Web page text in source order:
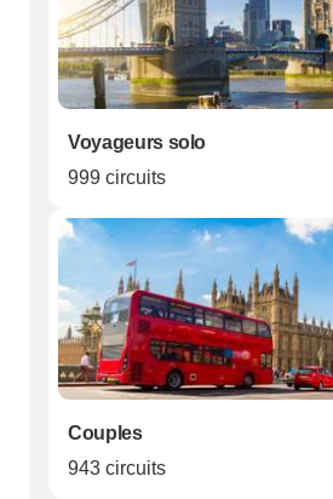
Voyageurs solo
999 circuits
Couples
943 circuits